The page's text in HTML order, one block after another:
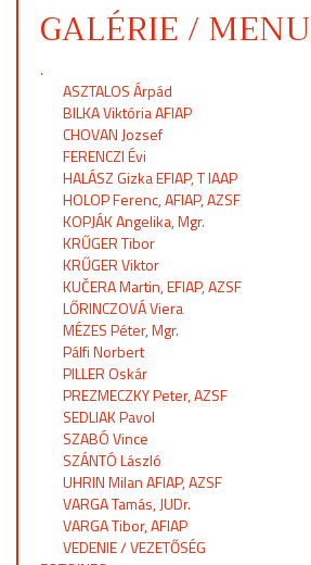
GALÉRIE / MENU
.
ASZTALOS Árpád
BILKA Viktória AFIAP
CHOVAN Jozsef
FERENCZI Évi
HALÁSZ Gizka EFIAP, T IAAP
HOLOP Ferenc, AFIAP, AZSF
KOPJÁK Angelika, Mgr.
KRŰGER Tibor
KRŰGER Viktor
KUČERA Martin, EFIAP, AZSF
LŐRINCZOVÁ Viera
MÉZES Péter, Mgr.
Pálfi Norbert
PILLER Oskár
PREZMECZKY Peter, AZSF
SEDLIAK Pavol
SZABÓ Vince
SZÁNTÓ László
UHRIN Milan AFIAP, AZSF
VARGA Tamás, JUDr.
VARGA Tibor, AFIAP
VEDENIE / VEZETŐSÉG